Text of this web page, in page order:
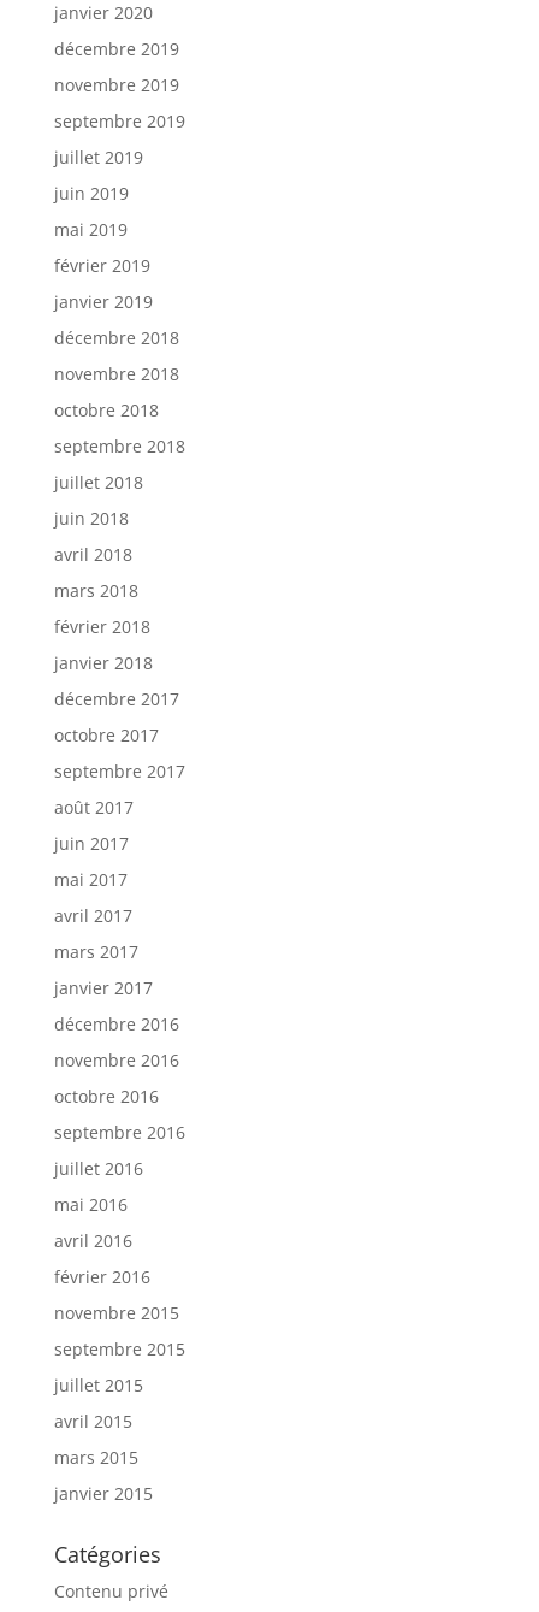
janvier 2020
décembre 2019
novembre 2019
septembre 2019
juillet 2019
juin 2019
mai 2019
février 2019
janvier 2019
décembre 2018
novembre 2018
octobre 2018
septembre 2018
juillet 2018
juin 2018
avril 2018
mars 2018
février 2018
janvier 2018
décembre 2017
octobre 2017
septembre 2017
août 2017
juin 2017
mai 2017
avril 2017
mars 2017
janvier 2017
décembre 2016
novembre 2016
octobre 2016
septembre 2016
juillet 2016
mai 2016
avril 2016
février 2016
novembre 2015
septembre 2015
juillet 2015
avril 2015
mars 2015
janvier 2015
Catégories
Contenu privé